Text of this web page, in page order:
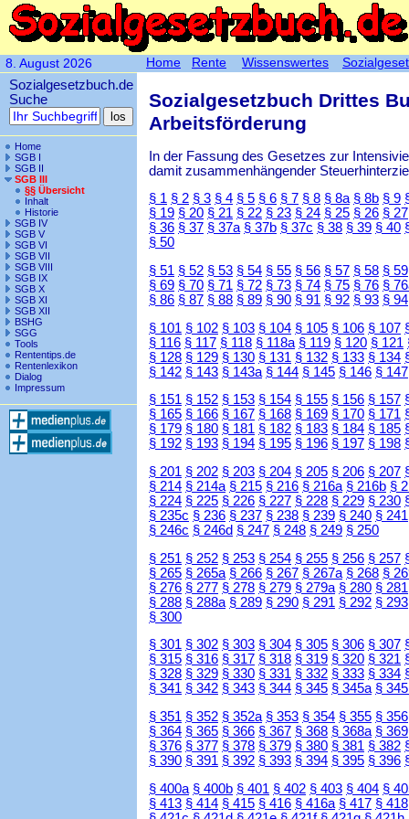
8. August 2026
Sozialgesetzbuch.de
Suche
Home
SGB I
SGB II
SGB III
§§ Übersicht
Inhalt
Historie
SGB IV
SGB V
SGB VI
SGB VII
SGB VIII
SGB IX
SGB X
SGB XI
SGB XII
BSHG
SGG
Tools
Rententips.de
Rentenlexikon
Dialog
Impressum
Sozialgesetzbuch Drittes
Arbeitsförderung
In der Fassung des Gesetzes zur
damit zusammenhängender
§ 1 § 2 § 3 § 4 § 5 § 6 § 7 § 8 § 8a § 8b § 9
§ 19 § 20 § 21 § 22 § 23 § 24 § 25 § 26 § 27
§ 36 § 37 § 37a § 37b § 37c § 38 § 39 § 40
§ 50
§ 51 § 52 § 53 § 54 § 55 § 56 § 57 § 58 § 59
§ 69 § 70 § 71 § 72 § 73 § 74 § 75 § 76 §
§ 86 § 87 § 88 § 89 § 90 § 91 § 92 § 93 § 94
§ 101 § 102 § 103 § 104 § 105 § 106 § 107
§ 116 § 117 § 118 § 118a § 119 § 120 § 121
§ 128 § 129 § 130 § 131 § 132 § 133 § 134
§ 142 § 143 § 143a § 144 § 145 § 146 § 147
§ 151 § 152 § 153 § 154 § 155 § 156 § 157
§ 165 § 166 § 167 § 168 § 169 § 170 § 171
§ 179 § 180 § 181 § 182 § 183 § 184 § 185
§ 192 § 193 § 194 § 195 § 196 § 197 § 198
§ 201 § 202 § 203 § 204 § 205 § 206 § 207
§ 214 § 214a § 215 § 216 § 216a § 216b §
§ 224 § 225 § 226 § 227 § 228 § 229 § 230
§ 235c § 236 § 237 § 238 § 239 § 240 § 241
§ 246c § 246d § 247 § 248 § 249 § 250
§ 251 § 252 § 253 § 254 § 255 § 256 § 257
§ 265 § 265a § 266 § 267 § 267a § 268 §
§ 276 § 277 § 278 § 279 § 279a § 280 § 281
§ 288 § 288a § 289 § 290 § 291 § 292 § 293
§ 300
§ 301 § 302 § 303 § 304 § 305 § 306 § 307
§ 315 § 316 § 317 § 318 § 319 § 320 § 321
§ 328 § 329 § 330 § 331 § 332 § 333 § 334
§ 341 § 342 § 343 § 344 § 345 § 345a §
§ 351 § 352 § 352a § 353 § 354 § 355 § 356
§ 364 § 365 § 366 § 367 § 368 § 368a § 369
§ 376 § 377 § 378 § 379 § 380 § 381 § 382
§ 390 § 391 § 392 § 393 § 394 § 395 § 396
§ 400a § 400b § 401 § 402 § 403 § 404 §
§ 413 § 414 § 415 § 416 § 416a § 417 § 418
Home Rente Wissenswertes